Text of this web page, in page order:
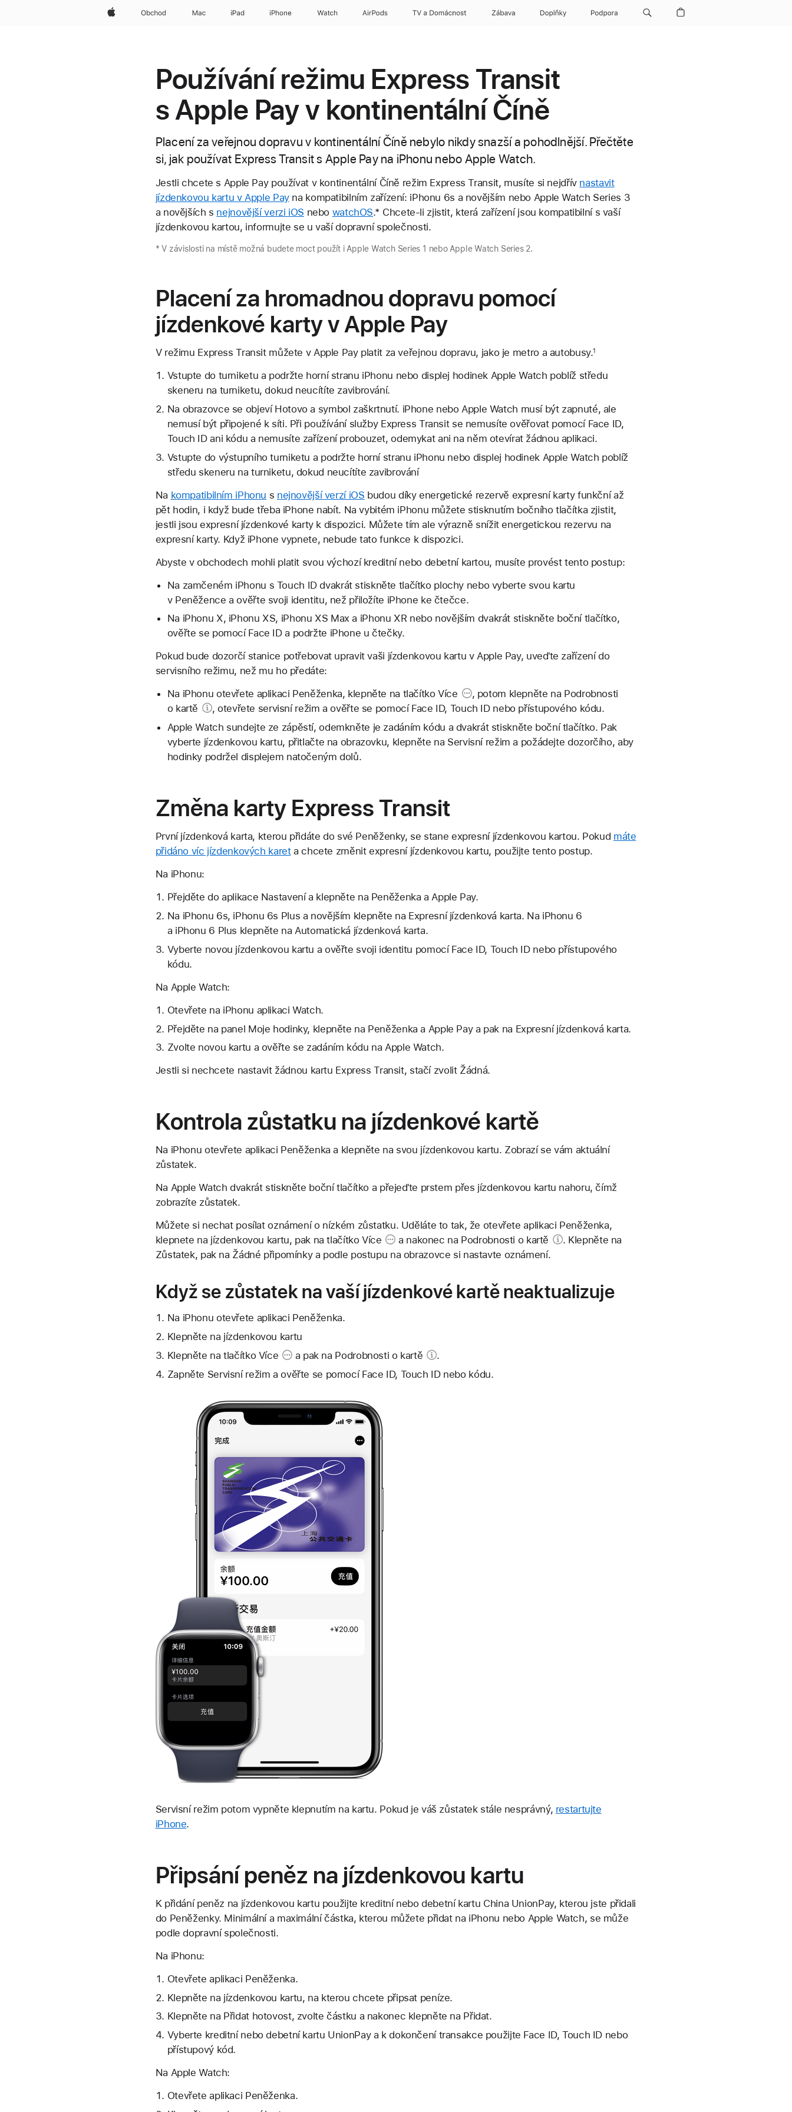
AppleObchod Mac iPad iPhone Watch AirPods TV a Domácnost Zábava Doplňky Podpora
Používání režimu Express Transit
s Apple Pay v kontinentální Číně
Placení za veřejnou dopravu v kontinentální Číně nebylo nikdy snazší a pohodlnější. Přečtěte
si, jak používat Express Transit s Apple Pay na iPhonu nebo Apple Watch.
Jestli chcete s Apple Pay používat v kontinentální Číně režim Express Transit, musíte si nejdřív nastavit
jízdenkovou kartu v Apple Payna kompatibilním zařízení: iPhonu 6s a novějším nebo Apple Watch Series 3
a novějších s nejnovější verzi iOS nebo watchOS.* Chcete-li zjistit, která zařízení jsou kompatibilní s vaší
jízdenkovou kartou, informujte se u vaší dopravní společnosti.
* V závislosti na místě možná budete moct použít i Apple Watch Series 1 nebo Apple Watch Series 2.
Placení za hromadnou dopravu pomocí
jízdenkové karty v Apple Pay
V režimu Express Transit můžete v Apple Pay platit za veřejnou dopravu, jako je metro a autobusy.1
Vstupte do turniketu a podržte horní stranu iPhonu nebo displej hodinek Apple Watch poblíž středu
skeneru na turniketu, dokud neucítíte zavibrování.
Na obrazovce se objeví Hotovo a symbol zaškrtnutí. iPhone nebo Apple Watch musí být zapnuté, ale
nemusí být připojené k síti. Při používání služby Express Transit se nemusíte ověřovat pomocí Face ID,
Touch ID ani kódu a nemusíte zařízení probouzet, odemykat ani na něm otevírat žádnou aplikaci.
Vstupte do výstupního turniketu a podržte horní stranu iPhonu nebo displej hodinek Apple Watch poblíž
středu skeneru na turniketu, dokud neucítíte zavibrování
Na kompatibilním iPhonu s nejnovější verzí iOS budou díky energetické rezervě expresní karty funkční až
pět hodin, i když bude třeba iPhone nabít. Na vybitém iPhonu můžete stisknutím bočního tlačítka zjistit,
jestli jsou expresní jízdenkové karty k dispozici. Můžete tím ale výrazně snížit energetickou rezervu na
expresní karty. Když iPhone vypnete, nebude tato funkce k dispozici.
Abyste v obchodech mohli platit svou výchozí kreditní nebo debetní kartou, musíte provést tento postup:
Na zamčeném iPhonu s Touch ID dvakrát stiskněte tlačítko plochy nebo vyberte svou kartu
v Peněžence a ověřte svoji identitu, než přiložíte iPhone ke čtečce.
Na iPhonu X, iPhonu XS, iPhonu XS Max a iPhonu XR nebo novějším dvakrát stiskněte boční tlačítko,
ověřte se pomocí Face ID a podržte iPhone u čtečky.
Pokud bude dozorčí stanice potřebovat upravit vaši jízdenkovou kartu v Apple Pay, uveďte zařízení do
servisního režimu, než mu ho předáte:
Na iPhonu otevřete aplikaci Peněženka, klepněte na tlačítko Více , potom klepněte na Podrobnosti
o kartě
, otevřete servisní režim a ověřte se pomocí Face ID, Touch ID nebo přístupového kódu.
Apple Watch sundejte ze zápěstí, odemkněte je zadáním kódu a dvakrát stiskněte boční tlačítko. Pak
vyberte jízdenkovou kartu, přitlačte na obrazovku, klepněte na Servisní režim a požádejte dozorčího, aby
hodinky podržel displejem natočeným dolů.
Změna karty Express Transit
První jízdenková karta, kterou přidáte do své Peněženky, se stane expresní jízdenkovou kartou. Pokud máte
přidáno víc jízdenkových kareta chcete změnit expresní jízdenkovou kartu, použijte tento postup.
Na iPhonu:
Přejděte do aplikace Nastavení a klepněte na Peněženka a Apple Pay.
Na iPhonu 6s, iPhonu 6s Plus a novějším klepněte na Expresní jízdenková karta. Na iPhonu 6
a iPhonu 6 Plus klepněte na Automatická jízdenková karta.
Vyberte novou jízdenkovou kartu a ověřte svoji identitu pomocí Face ID, Touch ID nebo přístupového
kódu.
Na Apple Watch:
Otevřete na iPhonu aplikaci Watch.
Přejděte na panel Moje hodinky, klepněte na Peněženka a Apple Pay a pak na Expresní jízdenková karta.
Zvolte novou kartu a ověřte se zadáním kódu na Apple Watch.
Jestli si nechcete nastavit žádnou kartu Express Transit, stačí zvolit Žádná.
Kontrola zůstatku na jízdenkové kartě
Na iPhonu otevřete aplikaci Peněženka a klepněte na svou jízdenkovou kartu. Zobrazí se vám aktuální
zůstatek.
Na Apple Watch dvakrát stiskněte boční tlačítko a přejeďte prstem přes jízdenkovou kartu nahoru, čímž
zobrazíte zůstatek.
Můžete si nechat posílat oznámení o nízkém zůstatku. Uděláte to tak, že otevřete aplikaci Peněženka,
klepnete na jízdenkovou kartu, pak natlačítko Více a nakonec na Podrobnosti o kartě
. Klepněte na
Zůstatek, pak na Žádné připomínky a podle postupu na obrazovce si nastavte oznámení.
Když se zůstatek na vaší jízdenkové kartě neaktualizuje
Na iPhonu otevřete aplikaci Peněženka.
Klepněte na jízdenkovou kartu
Klepněte natlačítko Více a pak na Podrobnosti o kartě
.
Zapněte Servisní režim a ověřte se pomocí Face ID, Touch ID nebo kódu.
Servisní režim potom vypněte klepnutím na kartu. Pokud je váš zůstatek stále nesprávný, restartujte
iPhone.
Připsání peněz na jízdenkovou kartu
K přidání peněz na jízdenkovou kartu použijte kreditní nebo debetní kartu China UnionPay, kterou jste přidali
do Peněženky. Minimální a maximální částka, kterou můžete přidat na iPhonu nebo Apple Watch, se může
podle dopravní společnosti.
Na iPhonu:
Otevřete aplikaci Peněženka.
Klepněte na jízdenkovou kartu, na kterou chcete připsat peníze.
Klepněte na Přidat hotovost, zvolte částku a nakonec klepněte na Přidat.
Vyberte kreditní nebo debetní kartu UnionPay a k dokončení transakce použijte Face ID, Touch ID nebo
přístupový kód.
Na Apple Watch:
Otevřete aplikaci Peněženka.